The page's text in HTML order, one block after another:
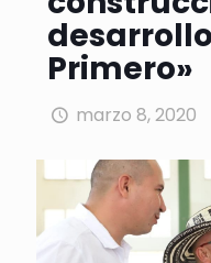
Primero»
marzo 8, 2020